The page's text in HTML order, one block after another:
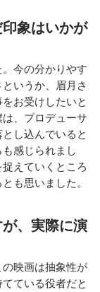
象はいかが
今の分かりやす
いうか、眉月さ
お受けしたいと
、プロデューサ
し込んでいると
感じられまし
えていくところ
も思いました。
、実際に演
映画は抽象性が
ている役者だと